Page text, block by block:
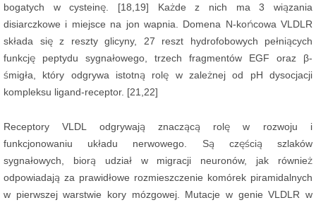
bogatych w cysteinę. [18,19] Każde z nich ma 3 wiązania
disiarczkowe i miejsce na jon wapnia. Domena N-końcowa VLDLR
składa się z reszty glicyny, 27 reszt hydrofobowych pełniących
funkcję peptydu sygnałowego, trzech fragmentów EGF oraz β-
śmigła, który odgrywa istotną rolę w zależnej od pH dysocjacji
kompleksu ligand-receptor. [21,22]
Receptory VLDL odgrywają znaczącą rolę w rozwoju i
funkcjonowaniu układu nerwowego. Są częścią szlaków
sygnałowych, biorą udział w migracji neuronów, jak również
odpowiadają za prawidłowe rozmieszczenie komórek piramidalnych
w pierwszej warstwie kory mózgowej. Mutacje w genie VLDLR w